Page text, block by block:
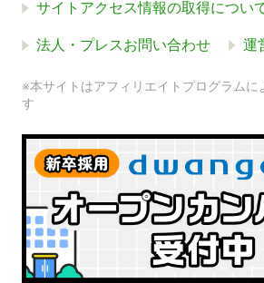
サイトアクセス情報の取得につい
法人・プレスお問い合わせ 運
※本サイトはアフィリエイトプログラムに
す